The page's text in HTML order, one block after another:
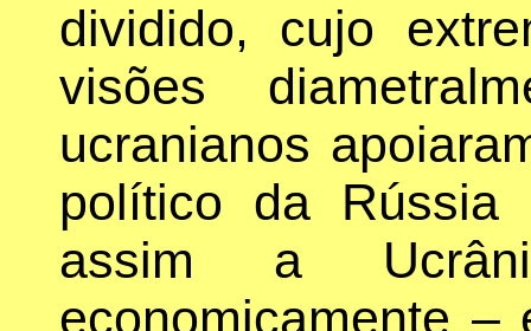
dividido, cujo
visões
ucranianos
político da Rússia
assim a
economicamente